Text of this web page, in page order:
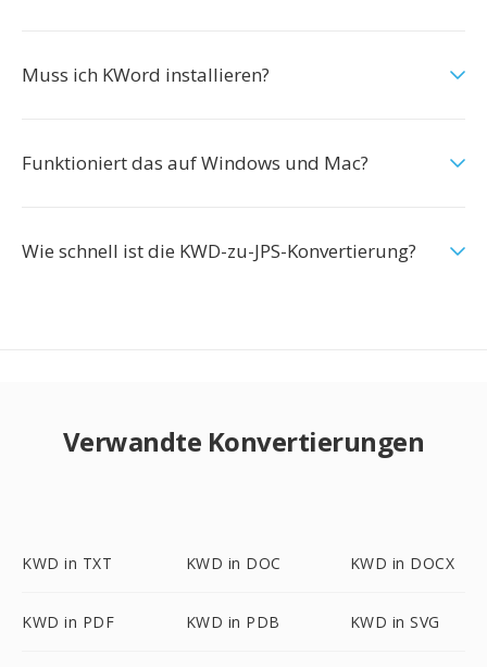
Muss ich KWord installieren?
Funktioniert das auf Windows und Mac?
Wie schnell ist die KWD-zu-JPS-Konvertierung?
Verwandte Konvertierungen
KWD in TXT KWD in DOC KWD in DOCX
KWD in PDF KWD in PDB KWD in SVG